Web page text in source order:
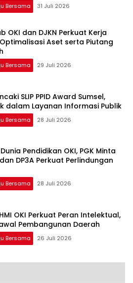
Bersama 31 Juli 2026
OKI dan DJKN Perkuat Kerja
Aset serta Piutang
Bersama 29 Juli 2026
SLIP PPID Award Sumsel,
dalam Layanan Informasi Publik
Bersama 28 Juli 2026
Pendidikan OKI, PGK Minta
DP3A Perkuat Perlindungan
Bersama 28 Juli 2026
OKI Perkuat Peran Intelektual,
Pembangunan Daerah
Bersama 26 Juli 2026